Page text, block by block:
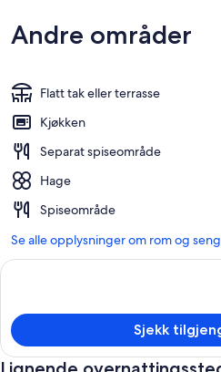
Andre områder
Flatt tak eller terrasse
Kjøkken
Separat spiseområde
Hage
Spiseområde
Se alle opplysninger om rom og
Sjekk